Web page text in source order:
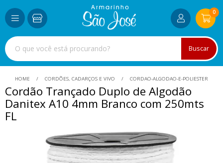
Buscar
0
HOME CORDÕES, CADARÇOS E VIVO CORDAO-ALGODAO-E-POLIESTER
Cordão Trançado Duplo de Algodão
Danitex A10 4mm Branco com 250mts
FL